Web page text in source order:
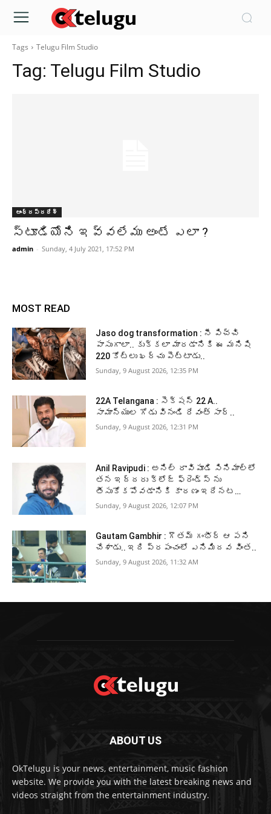
Tags Telugu Film Studio
Tag: Telugu Film Studio
ఆంధ్రప్రదేశ్‌
స్టూడియోని ఇవ్వలేము అంటే ఎలా ?
admin - Sunday, 4 July 2021, 17:52 PM
MOST READ
Jaso dog transformation : నీ పిచ్చి
పాసుగాలా.. కుక్కలా మారడానికి ఈ మనిషి
220 కోట్లు ఖర్చు పెట్టాడు..
Sunday, 9 August 2026, 12:35 PM
22A Telangana : సెక్షన్ 22 A..
సామాన్యుల గోడు వినండి రేవంత్ సార్..
Sunday, 9 August 2026, 12:31 PM
Anil Ravipudi : అనిల్ రావిపూడి సినిమాల్లో
తన ఇద్దరు క్లోజ్ ఫ్రెండ్స్ ను
తీసుకోకపోవడానికి కారణం ఇదేనట…
Sunday, 9 August 2026, 12:07 PM
Gautam Gambhir : గౌతమ్ గంభీర్ ఆ పని
చేశాడు.. ఇది ప్రపంచంలో ఎనిమిదవ వింత..
Sunday, 9 August 2026, 11:32 AM
ABOUT US
OkTelugu is your news, entertainment, music fashion
website. We provide you with the latest breaking news and
videos straight from the entertainment industry.